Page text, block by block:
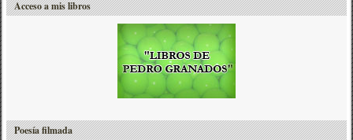
Acceso a mis libros
Poesía filmada